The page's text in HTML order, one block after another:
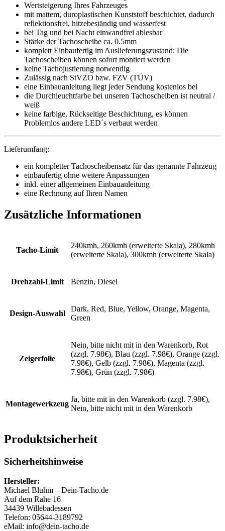
Wertsteigerung Ihres Fahrzeuges
mit mattem, duroplastischen Kunststoff beschichtet, dadurch
reflektionsfrei, hitzebeständig und wasserfest
bei Tag und bei Nacht einwandfrei ablesbar
Stärke der Tachoscheibe ca. 0.5mm
komplett Einbaufertig im Auslieferungszustand: Die
Tachoscheiben können sofort montiert werden
keine Tachojustierung notwendig
Zulässig nach StVZO bzw. FZV (TÜV)
eine Einbauanleitung liegt jeder Sendung kostenlos bei
die Durchleuchtfarbe bei unseren Tachoscheiben ist neutral /
weiß
keine farbige, Rückseitige Beschichtung, es können
Problemlos andere LED´s verbaut werden
Lieferumfang:
ein kompletter Tachoscheibensatz für das genannte Fahrzeug
einbaufertig ohne weitere Anpassungen
inkl. einer allgemeinen Einbauanleitung
eine Rechnung auf Ihren Namen
Zusätzliche Informationen
Tacho-Limit
240kmh, 260kmh (erweiterte Skala), 280kmh
(erweiterte Skala), 300kmh (erweiterte Skala)
Drehzahl-Limit Benzin, Diesel
Design-Auswahl
Dark, Red, Blue, Yellow, Orange, Magenta,
Green
Zeigerfolie
Nein, bitte nicht mit in den Warenkorb, Rot
(zzgl. 7.98€), Blau (zzgl. 7.98€), Orange (zzgl.
7.98€), Gelb (zzgl. 7.98€), Magenta (zzgl.
7.98€), Grün (zzgl. 7.98€)
Montagewerkzeug
Ja, bitte mit in den Warenkorb (zzgl. 7.98€),
Nein, bitte nicht mit in den Warenkorb
Produktsicherheit
Sicherheitshinweise
Hersteller:
Michael Bluhm – Dein-Tacho.de
Auf dem Rahe 16
34439 Willebadessen
Telefon: 05644-3189792
eMail: info@dein-tacho.de